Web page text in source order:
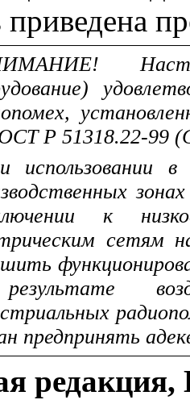
Р 51318.22-99
использовании
к
сетям
предпринять